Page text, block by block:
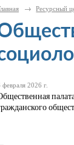
→ Ресурсный
февраля 2026 г.